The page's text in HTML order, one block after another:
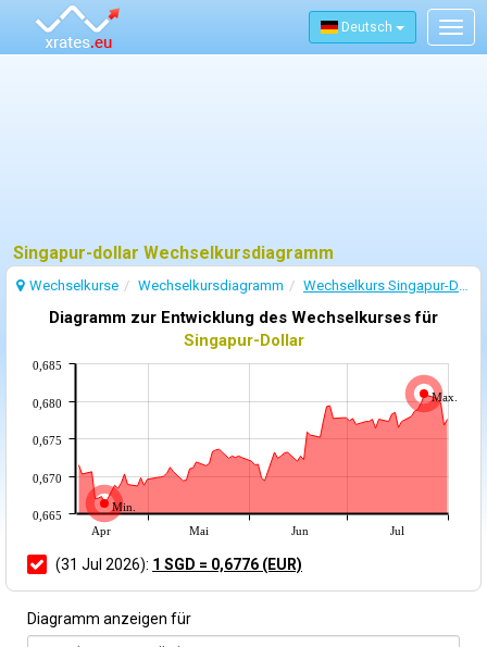
Deutsch
Singapur-dollar Wechselkursdiagramm
Wechselkurse Wechselkursdiagramm Wechselkurs Singapur-Dollar
Diagramm zur Entwicklung des Wechselkurses für
Singapur-Dollar
Min.
Max.
Apr Mai Jun Jul
0,665
0,670
0,675
0,680
0,685
(31 Jul 2026): 1 SGD = 0,6776 (EUR)
Diagramm anzeigen für